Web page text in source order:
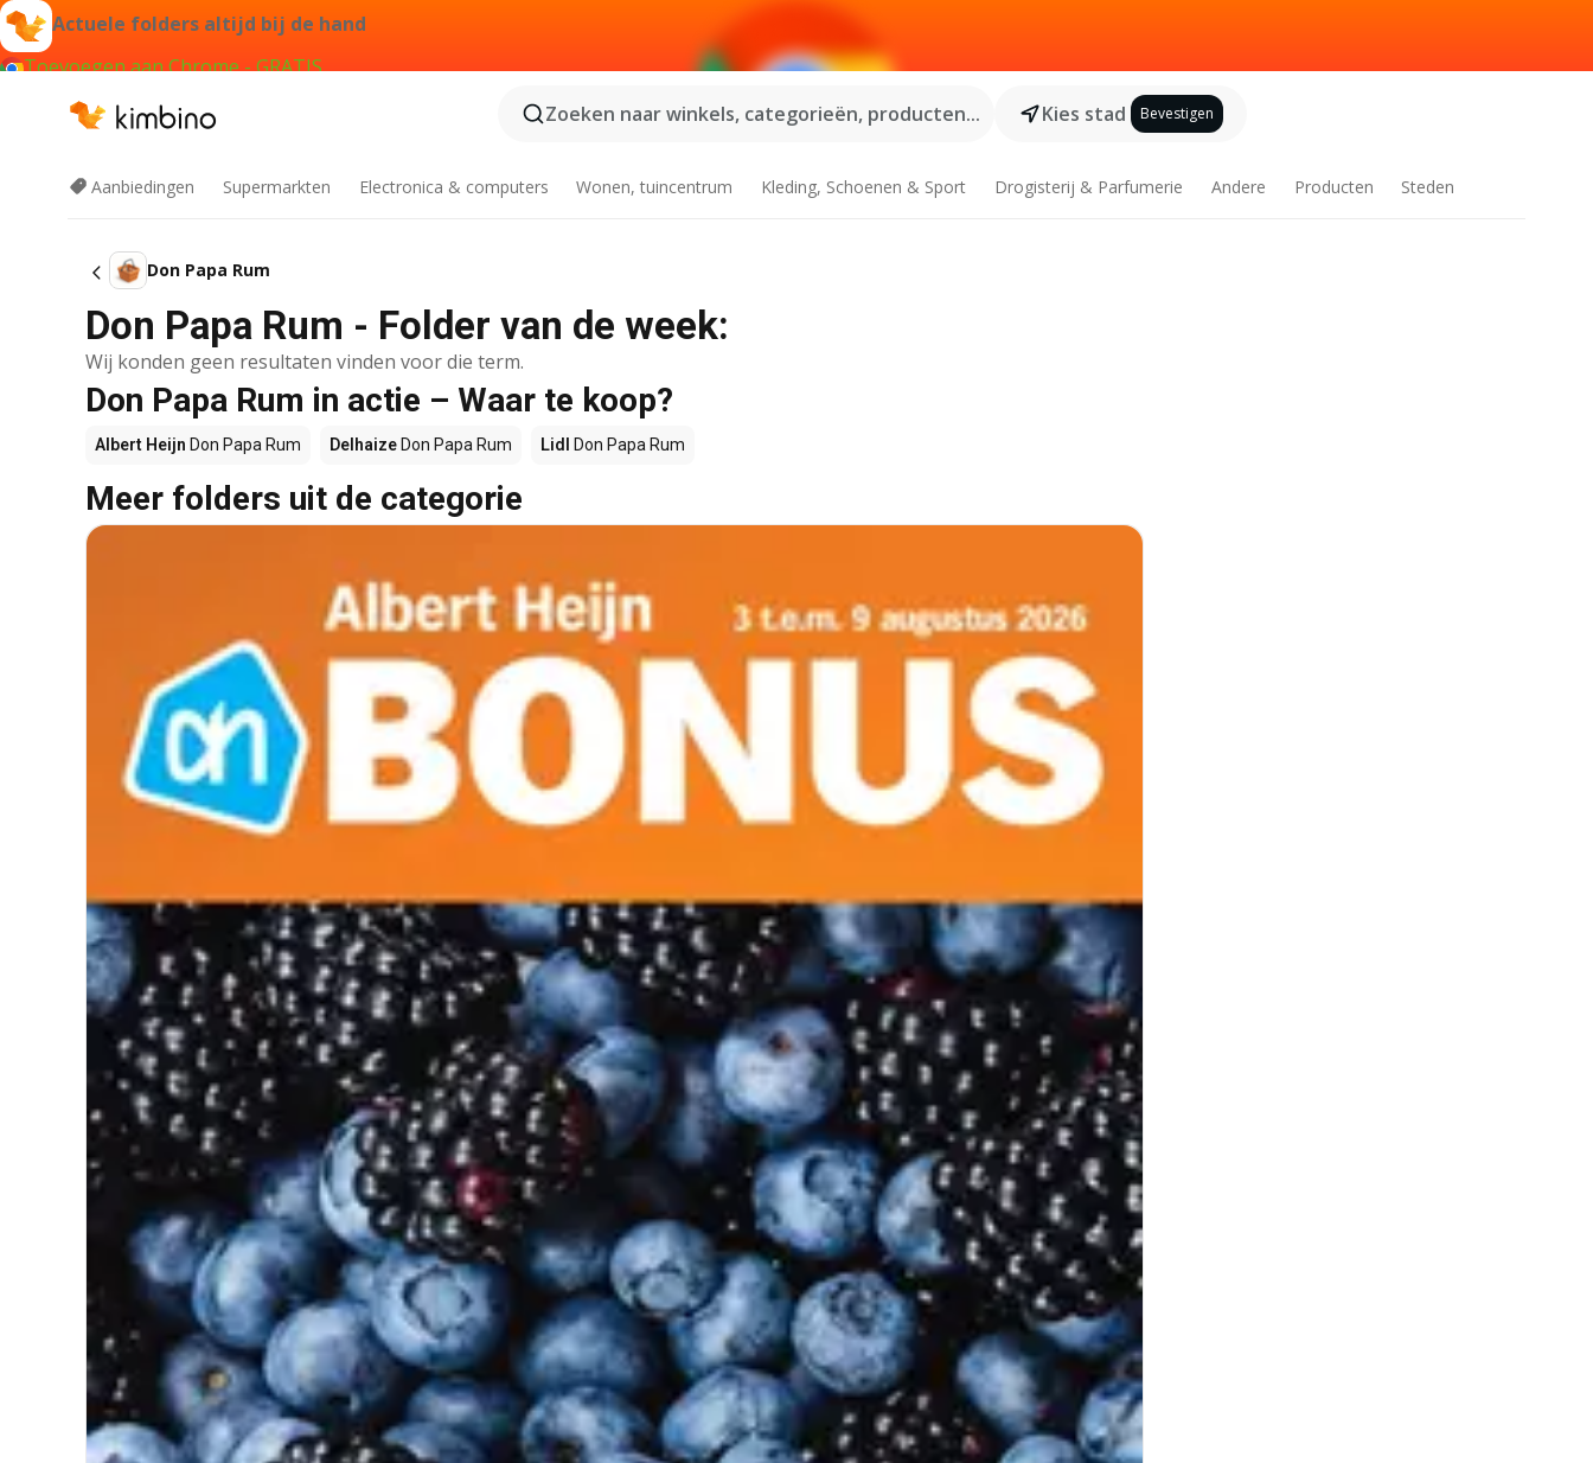
Actuele folders altijd bij de hand
Toevoegen aan Chrome - GRATIS
Zoeken naar winkels, categorieën, producten...
Kies stad Bevestigen
Aanbiedingen Supermarkten Electronica & computers Wonen, tuincentrum Kleding, Schoenen & Sport Drogisterij & Parfumerie Andere Producten Steden
Don Papa Rum
Don Papa Rum - Folder van de week:
Wij konden geen resultaten vinden voor die term.
Don Papa Rum in actie – Waar te koop?
Albert Heijn Don Papa Rum Delhaize Don Papa Rum Lidl Don Papa Rum
Meer folders uit de categorie